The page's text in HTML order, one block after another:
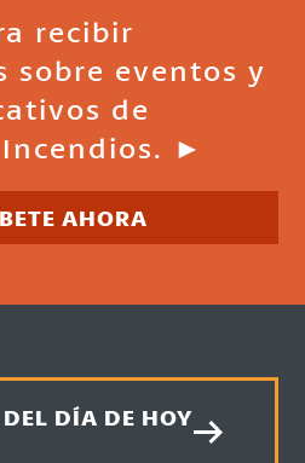
recibir
sobre eventos y
de
►
AHORA
DÍA DE HOY